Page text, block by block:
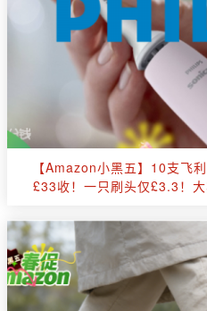
【Amazon小黑五】10支飞
£33收！一只刷头仅£3.3！大